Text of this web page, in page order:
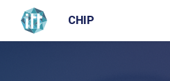
CHIP